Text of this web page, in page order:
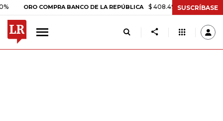
ORO COMPRA BANCO DE LA REPÚBLICA $ 408.498,97 +$ 8.753,81
SUSCRÍBASE